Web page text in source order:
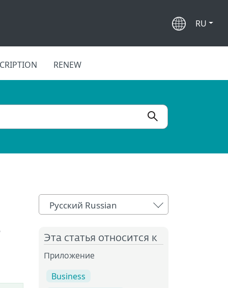
RU
RENEW
Русский Russian
Эта статья относится к
Приложение
Business